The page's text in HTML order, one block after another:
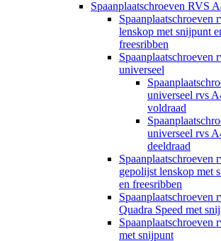
Spaanplaatschroeven RVS
Spaanplaatschroeven
lenskop met snijpunt
freesribben
Spaanplaatschroeven
universeel
universeel rvs
voldraad
universeel rvs
deeldraad
Spaanplaatschroeven
gepolijst lenskop met
en freesribben
Spaanplaatschroeven
Quadra Speed met
Spaanplaatschroeven
met snijpunt